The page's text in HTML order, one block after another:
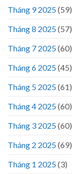
Tháng 9 2025(59)
Tháng 8 2025(57)
Tháng 7 2025(60)
Tháng 6 2025(45)
Tháng 5 2025(61)
Tháng 4 2025(60)
Tháng 3 2025(60)
Tháng 2 2025(69)
Tháng 1 2025(3)